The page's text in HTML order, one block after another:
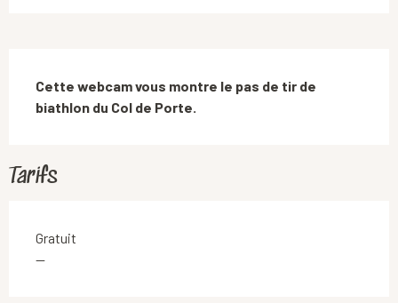
Cette webcam vous montre le pas de tir de
biathlon du Col de Porte.
Tarifs
Gratuit
—